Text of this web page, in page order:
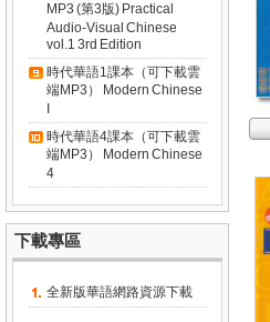
MP3 (第3版) Practical
Audio-Visual Chinese
vol.1 3rd Edition
時代華語1課本（可下載雲
端MP3） Modern Chinese
I
時代華語4課本（可下載雲
端MP3） Modern Chinese
4
下載專區
全新版華語網路資源下載